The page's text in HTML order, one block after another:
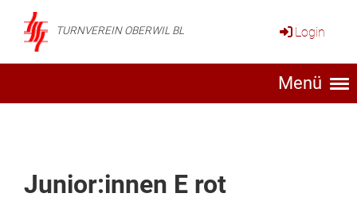
TURNVEREIN OBERWIL BL Login
Menü
Junior:innen E rot